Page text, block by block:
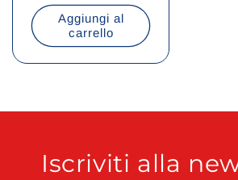
listinoAggiungi al
carrello
Iscriviti alla